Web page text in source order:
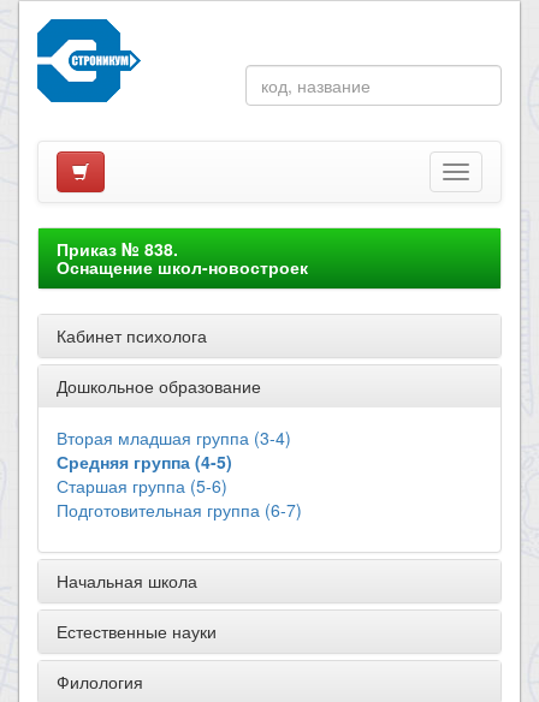
Приказ № 838.
Оснащение школ-новостроек
Кабинет психолога
Дошкольное образование
Вторая младшая группа (3-4)
Средняя группа (4-5)
Старшая группа (5-6)
Подготовительная группа (6-7)
Начальная школа
Естественные науки
Филология